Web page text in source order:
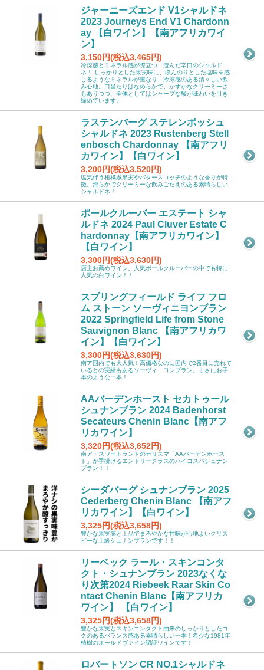
ジャーニーズエンド V1シャルドネ
2023 Journeys End V1 Chardonn
ay 【白ワイン】【南アフリカワイ
ン】
3,150円(税込3,465円)
冷涼感とミネラル感が際立つ、澄んだ辛口のシャルド
ネ！ しっかりとした果実味に、ほんのりとした塩味を感
じるようなミネラルが重なり、冷涼感のある清々しい飲
み心地。口当たりはなめらかで、かすかなクリーミーさ
もありつつ、全体としてはシャープな酸が味わいを引き
締めています。
ラステンバーグ ステレンボッシュ
シャルドネ 2023 Rustenberg Stell
enbosch Chardonnay 【南アフリ
カワイン】【白ワイン】
3,200円(税込3,520円)
塩気伴う柑橘系果実やバタースコッチのような香りが特
徴。滑らかでクリーミーな飲みごたえのある素晴らしい
シャルドネ！
ポールクルーバー エステート シャ
ルドネ 2024 Paul Cluver Estate C
hardonnay【南アフリカワイン】
【白ワイン】
3,300円(税込3,630円)
店主お薦めワイン。人気ポールクルーバーの中でも特に
人気の白ワイン！！
スプリングフィールド ライフ フロ
ム ストーン ソーヴィニヨンブラン
2022 Springfield Life from Stone
Sauvignon Blanc 【南アフリカワ
イン】【白ワイン】
3,300円(税込3,630円)
南ア国内でも大人気！高価格なのに国内で2番目に売れて
いるとの実績もあるソーヴィニヨンブラン。まさにお手
本のような一本！
AAバーデンホースト セカトゥール
シュナンブラン 2024 Badenhorst
Secateurs Chenin Blanc【南アフ
リカワイン】
3,320円(税込3,652円)
南ア・スワートランドのカリスマ「AAバーデンホース
ト」が手掛けるエントリークラスのハイコスパシュナン
ブラン！！
シーダバーグ シュナンブラン 2025
Cederberg Chenin Blanc 【南アフ
リカワイン】【白ワイン】
3,325円(税込3,658円)
豊かな果実感と上品でまろやかな甘味が心地よいクリス
ピーな上級シュナンブランです！！
リーベック ラール・スキンコンタ
クト・シュナンブラン 2023なくな
り次第2024 Riebeek Raar Skin Co
ntact Chenin Blanc【南アフリカ
ワイン】 【白ワイン】
3,325円(税込3,658円)
豊かな果実とスキンコンタクト由来のしっかりとしたコ
クのあるバランス感ある素晴らしい一本！希少な1981年
植樹のオールドヴァイン認証ワインです！
ロバートソン CR NO.1シャルドネ